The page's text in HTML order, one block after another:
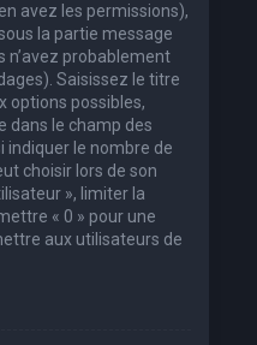
avez les permissions),
la partie message
n’avez probablement
Saisissez le titre
options possibles,
dans le champ des
indiquer le nombre de
choisir lors de son
», limiter la
« 0 » pour une
aux utilisateurs de